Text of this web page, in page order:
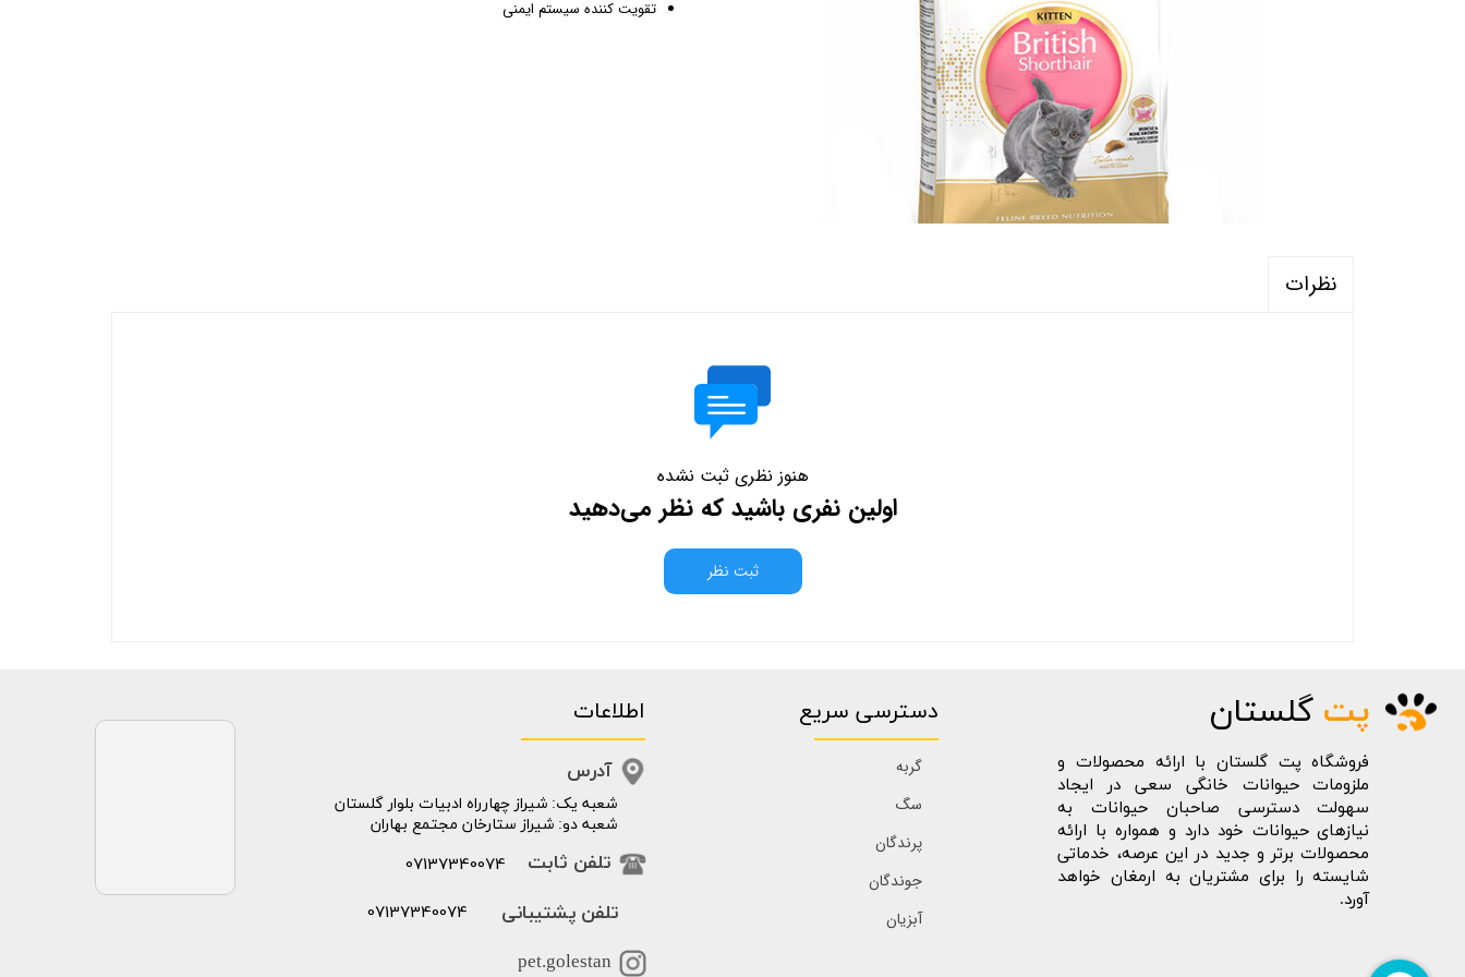
تقویت کننده سیستم ایمنی
نظرات
هنوز نظری ثبت نشده
اولین نفری باشید که نظر می‌دهید
ثبت نظر
پت گلستان
فروشگاه پت گلستان با ارائه محصولات و
ملزومات حیوانات خانگی سعی در ایجاد
سهولت دسترسی صاحبان حیوانات به
نیازهای حیوانات خود دارد و همواره با ارائه
محصولات برتر و جدید در این عرصه، خدماتی
شایسته را برای مشتریان به ارمغان خواهد
آورد.
دسترسی سریع
گربه
سگ
پرندگان
جوندگان
آبزیان
​​شعبه یک: شیراز چهارراه ادبیات بلوار گلستان
شعبه دو: شیراز ستارخان مجتمع بهاران
اطلاعات
آدرس
تلفن ثابت 07137340074
pet.golestan
تلفن پشتیبانی 07137340074